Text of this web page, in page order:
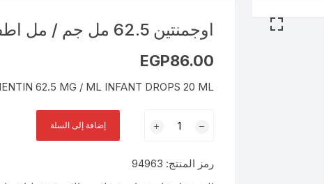
اوجمنتين 62.5 مل جم / مل اطفال 20 مل نقط
EGP86.00
62.5 MG / ML INFANT DROPS 20 ML
اوجمنتين
مل
إضافة إلى السلة
رمز المنتج: 94963